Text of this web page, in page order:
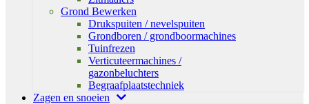
Grond Bewerken
Drukspuiten / nevelspuiten
Grondboren / grondboormachines
Tuinfrezen
Verticuteermachines /
gazonbeluchters
Begraafplaatstechniek
Zagen en snoeien